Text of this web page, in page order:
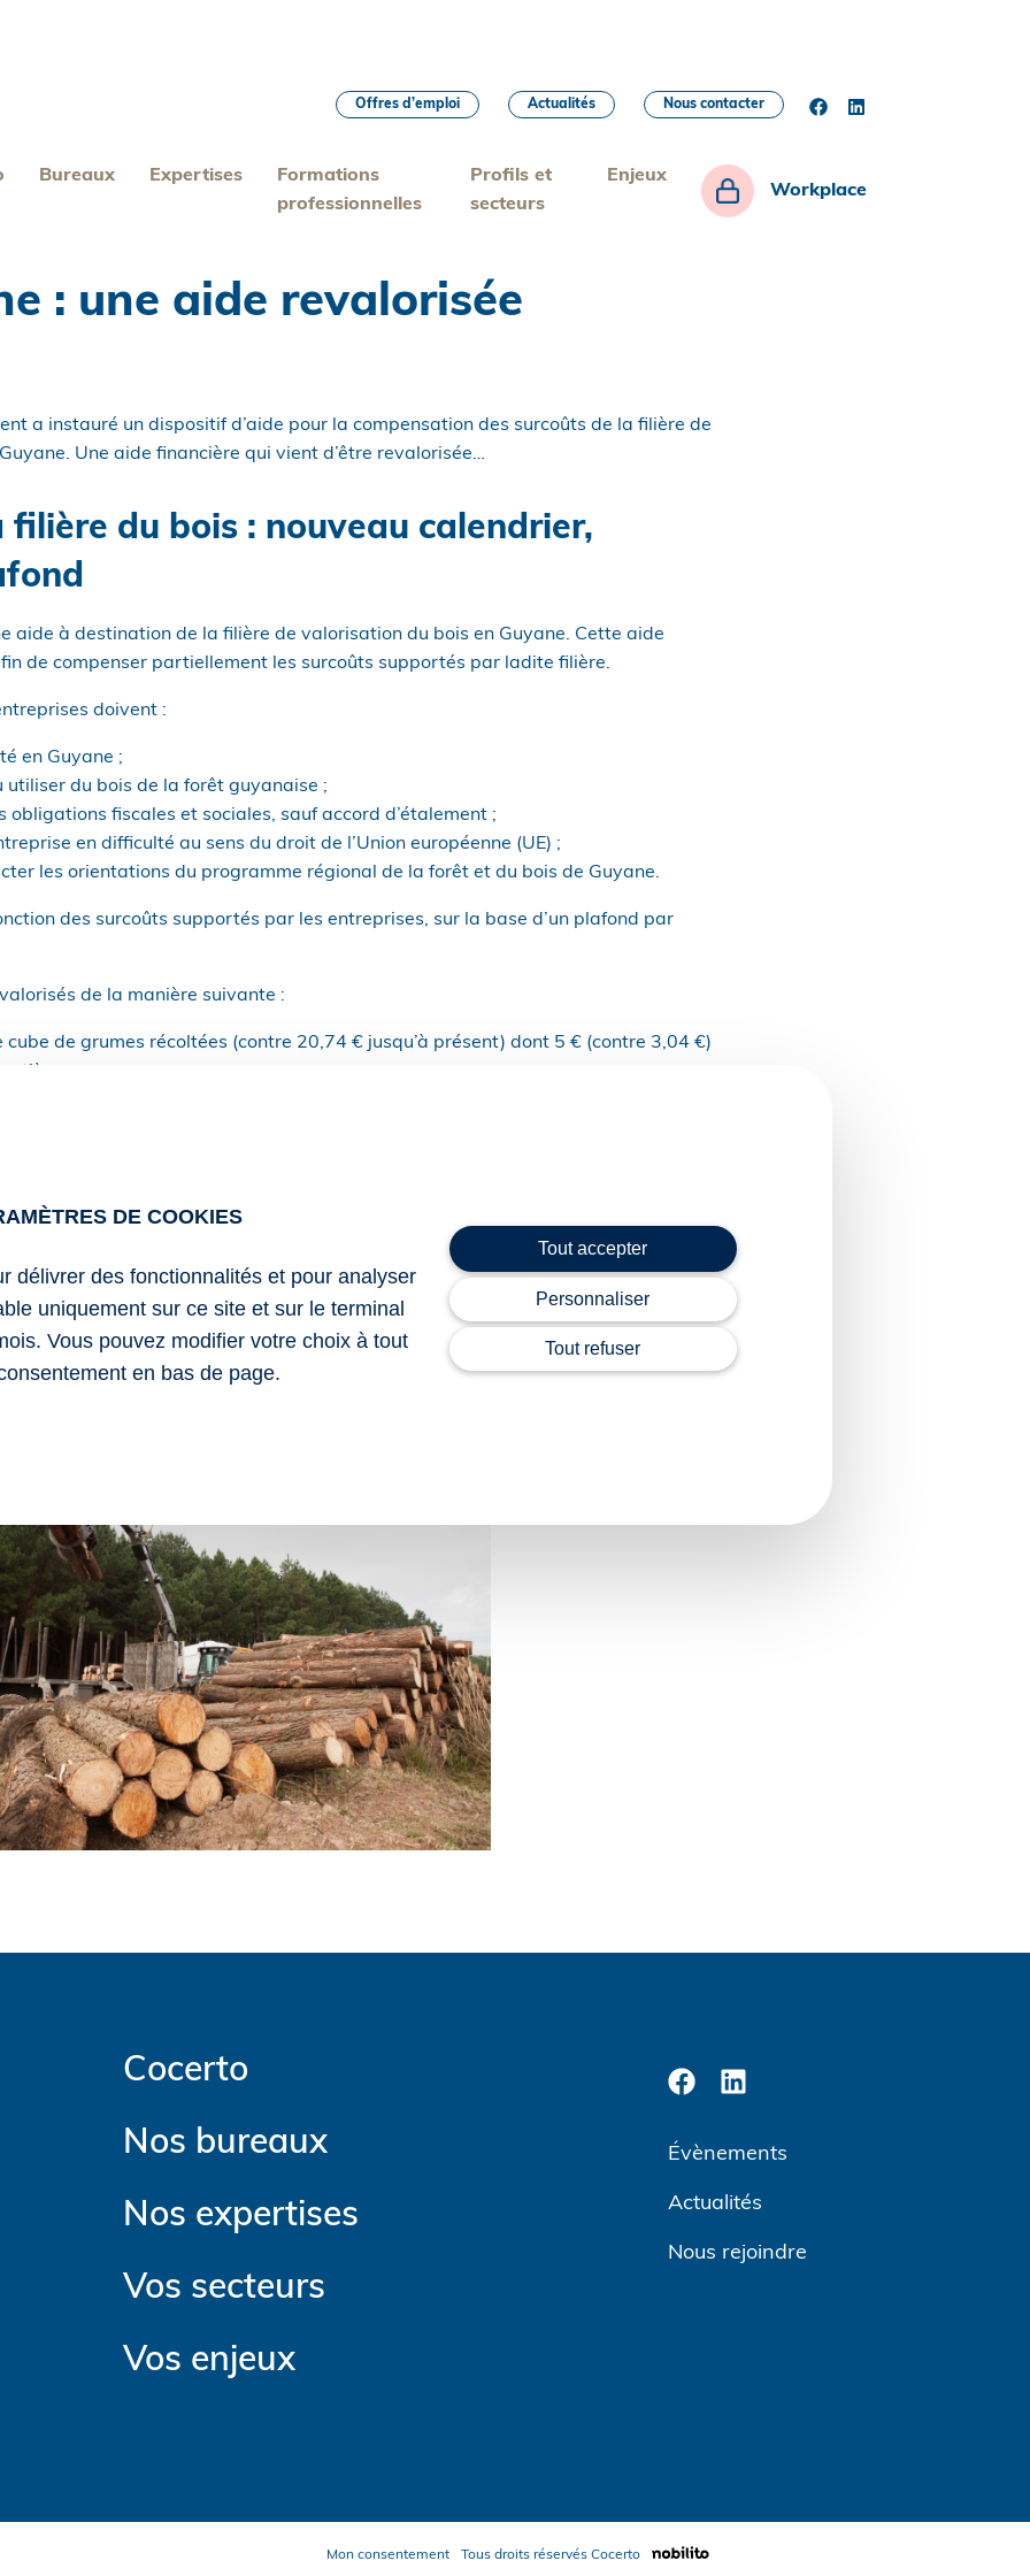
Bureaux Expertises
Formations
professionnelles
Profils et
secteurs
Enjeux
Workplace
Offres d’emploi Actualités Nous contacter
: une aide revalorisée
a instauré un dispositif d’aide pour la compensation des surcoûts de la filière de
Une aide financière qui vient d’être revalorisée…
du bois : nouveau calendrier,
aide à destination de la filière de valorisation du bois en Guyane. Cette aide
de compenser partiellement les surcoûts supportés par ladite filière.
doivent :
en Guyane ;
utiliser du bois de la forêt guyanaise ;
obligations fiscales et sociales, sauf accord d’étalement ;
en difficulté au sens du droit de l’Union européenne (UE) ;
les orientations du programme régional de la forêt et du bois de Guyane.
des surcoûts supportés par les entreprises, sur la base d’un plafond par
de la manière suivante :
de grumes récoltées (contre 20,74 € jusqu’à présent) dont 5 € (contre 3,04 €)
dispositif d’aide pour la compensation des surcoûts de la filière de valorisation
portant modification de l’arrêté du 3 mai 2018 relatif à l’aide pour la
de la filière de valorisation du bois en Guyane
: une aide revalorisée
Cocerto
Nos bureaux
Nos expertises
Vos secteurs
Vos enjeux
Évènements
Actualités
Nous rejoindre
Mon consentement Tous droits réservés Cocerto
DE COOKIES
délivrer des fonctionnalités et pour analyser
uniquement sur ce site et sur le terminal
Vous pouvez modifier votre choix à tout
en bas de page.
Tout accepter
Personnaliser
Tout refuser